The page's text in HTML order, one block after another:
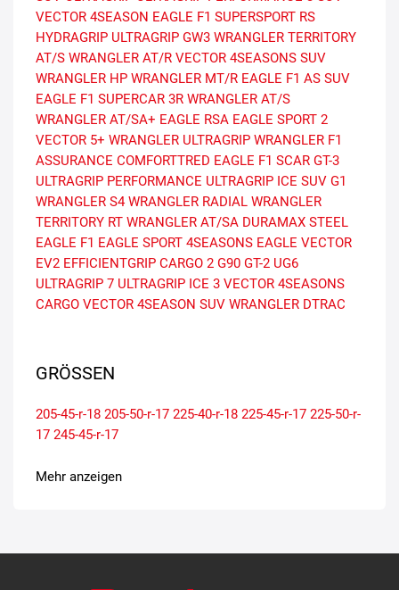
VECTOR 4SEASON EAGLE F1 SUPERSPORT RS
HYDRAGRIP ULTRAGRIP GW3 WRANGLER TERRITORY
AT/S WRANGLER AT/R VECTOR 4SEASONS SUV
WRANGLER HP WRANGLER MT/R EAGLE F1 AS SUV
EAGLE F1 SUPERCAR 3R WRANGLER AT/S
WRANGLER AT/SA+ EAGLE RSA EAGLE SPORT 2
VECTOR 5+ WRANGLER ULTRAGRIP WRANGLER F1
ASSURANCE COMFORTTRED EAGLE F1 SCAR GT-3
ULTRAGRIP PERFORMANCE ULTRAGRIP ICE SUV G1
WRANGLER S4 WRANGLER RADIAL WRANGLER
TERRITORY RT WRANGLER AT/SA DURAMAX STEEL
EAGLE F1 EAGLE SPORT 4SEASONS EAGLE VECTOR
EV2 EFFICIENTGRIP CARGO 2 G90 GT-2 UG6
ULTRAGRIP 7 ULTRAGRIP ICE 3 VECTOR 4SEASONS
CARGO VECTOR 4SEASON SUV WRANGLER DTRAC
GRÖSSEN
205-45-r-18 205-50-r-17 225-40-r-18 225-45-r-17 225-50-r-
17 245-45-r-17
Mehr anzeigen